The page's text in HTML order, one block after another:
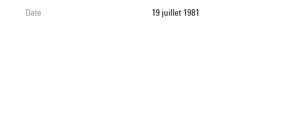
date 19 juillet 1981